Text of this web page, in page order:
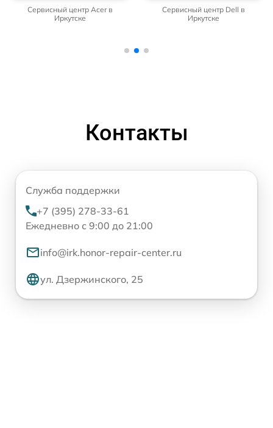
Сервисный центр Acer в
Иркутске
Сервисный центр Dell в
Иркутске
Контакты
Служба поддержки
+7 (395) 278-33-61
Ежедневно с 9:00 до 21:00
info@irk.honor-repair-center.ru
ул. Дзержинского, 25